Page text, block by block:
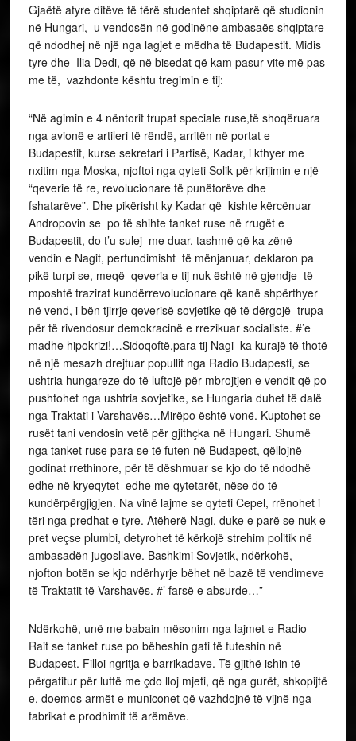
Gjaëtë atyre ditëve të tërë studentet shqiptarë që studionin
në Hungari, u vendosën në godinëne ambasaës shqiptare
që ndodhej në një nga lagjet e mëdha të Budapestit. Midis
tyre dhe Ilia Dedi, që në bisedat që kam pasur vite më pas
me të, vazhdonte kështu tregimin e tij:
“Në agimin e 4 nëntorit trupat speciale ruse,të shoqëruara
nga avionë e artileri të rëndë, arritën në portat e
Budapestit, kurse sekretari i Partisë, Kadar, i kthyer me
nxitim nga Moska, njoftoi nga qyteti Solik për krijimin e një
“qeverie të re, revolucionare të punëtorëve dhe
fshatarëve”. Dhe pikërisht ky Kadar që kishte kërcënuar
Andropovin se po të shihte tanket ruse në rrugët e
Budapestit, do t’u sulej me duar, tashmë që ka zënë
vendin e Nagit, perfundimisht të mënjanuar, deklaron pa
pikë turpi se, meqë qeveria e tij nuk është në gjendje të
mposhtë trazirat kundërrevolucionare që kanë shpërthyer
në vend, i bën tjirrje qeverisë sovjetike që të dërgojë trupa
për të rivendosur demokracinë e rrezikuar socialiste. #’e
madhe hipokrizi!…Sidoqoftë,para tij Nagi ka kurajë të thotë
në një mesazh drejtuar popullit nga Radio Budapesti, se
ushtria hungareze do të luftojë për mbrojtjen e vendit që po
pushtohet nga ushtria sovjetike, se Hungaria duhet të dalë
nga Traktati i Varshavës…Mirëpo është vonë. Kuptohet se
rusët tani vendosin vetë për gjithçka në Hungari. Shumë
nga tanket ruse para se të futen në Budapest, qëllojnë
godinat rrethinore, për të dëshmuar se kjo do të ndodhë
edhe në kryeqytet edhe me qytetarët, nëse do të
kundërpërgjigjen. Na vinë lajme se qyteti Cepel, rrënohet i
tëri nga predhat e tyre. Atëherë Nagi, duke e parë se nuk e
pret veçse plumbi, detyrohet të kërkojë strehim politik në
ambasadën jugosllave. Bashkimi Sovjetik, ndërkohë,
njofton botën se kjo ndërhyrje bëhet në bazë të vendimeve
të Traktatit të Varshavës. #’ farsë e absurde…”
Ndërkohë, unë me babain mësonim nga lajmet e Radio
Rait se tanket ruse po bëheshin gati të futeshin në
Budapest. Filloi ngritja e barrikadave. Të gjithë ishin të
përgatitur për luftë me çdo lloj mjeti, që nga gurët, shkopijtë
e, doemos armët e municonet që vazhdojnë të vijnë nga
fabrikat e prodhimit të arëmëve.